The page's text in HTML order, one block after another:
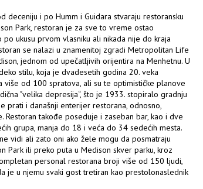
deceniju i po Humm i Guidara stvaraju restoransku
Park, restoran je za sve to vreme ostao
ukusu prvom vlasniku ali nikada nije do kraja
se nalazi u znamenitoj zgradi Metropolitan Life
jednom od upečatljivih orijentira na Menhetnu. U
stilu, koja je dvadesetih godina 20. veka
od 100 spratova, ali su te optimističke planove
"velika depresija“, što je 1933. stopiralo gradnju
prati i današnji enterijer restorana, odnosno,
takođe poseduje i zaseban bar, kao i dve
grupa, manja do 18 i veća do 34 sedećih mesta.
vidi ali zato oni ako žele mogu da posmatraju
Park ili preko puta u Medison skver parku, kroz
personal restorana broji više od 150 ljudi,
je u njemu svaki gost tretiran kao prestolonaslednik